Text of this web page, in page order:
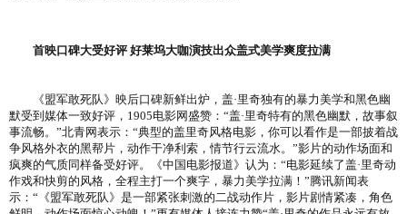
首映口碑大受好评 好莱坞大咖演技出众盖式美学爽度拉满
《盟军敢死队》映后口碑新鲜出炉，盖·里奇独有的暴力美学和黑色幽
默受到媒体一致好评，1905电影网盛赞：“盖·里奇特有的黑色幽默，故事叙
事流畅。”北青网表示：“典型的盖里奇风格电影，你可以看作是一部披着战
争风格外衣的黑帮片，动作干净利索，情节行云流水。”影片的动作场面和
疯爽的气质同样备受好评。《中国电影报道》认为：“电影延续了盖·里奇动
作戏和快剪的风格，全程主打一个爽字，暴力美学拉满！”腾讯新闻表
示：“《盟军敢死队》是一部紧张刺激的二战动作片，影片剧情紧凑，角色